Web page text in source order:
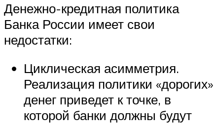
Денежно-кредитная политика
Банка России имеет свои
недостатки:
Циклическая асимметрия.
Реализация политики «дорогих»
денег приведет к точке, в
которой банки должны будут